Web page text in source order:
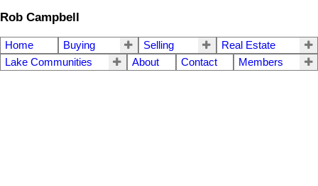
Rob Campbell
Home Buying Selling
Real Estate
Lake Communities
About Contact Members